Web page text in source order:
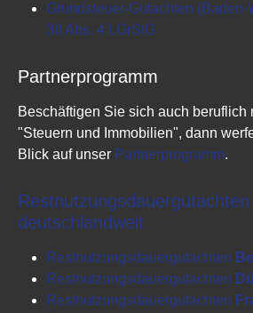
Grundsteuer-Gutachten (Baden-
38 Abs. 4 LGrStG
Partnerprogramm
Beschäftigen Sie sich auch beruflich
"Steuern und Immobilien", dann
Blick auf unser Partnerprogramm.
Restnutzungsdauergutachten
deutschlandweit
Restnutzungsdauergutachten
Restnutzungsdauergutachten
Restnutzungsdauergutachten